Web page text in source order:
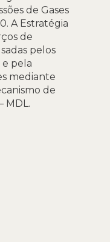
de Gases
A Estratégia
de
pelos
pela
mediante
de
MDL.